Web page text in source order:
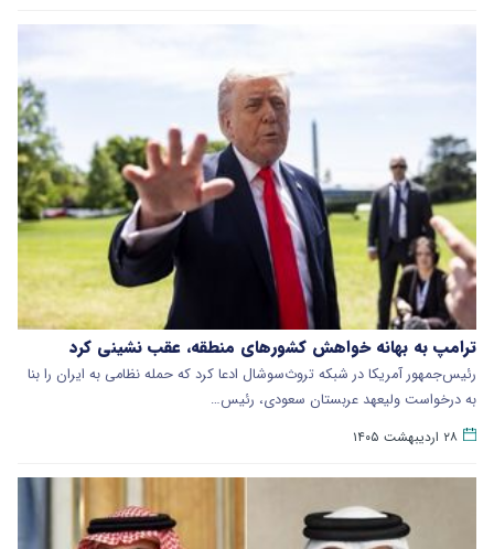
ترامپ به بهانه خواهش کشورهای منطقه، عقب نشینی کرد
رئیس‌جمهور آمریکا در شبکه تروث‌سوشال ادعا کرد که حمله نظامی به ایران را بنا
به درخواست ولیعهد عربستان سعودی، رئیس…
۲۸ اردیبهشت ۱۴۰۵